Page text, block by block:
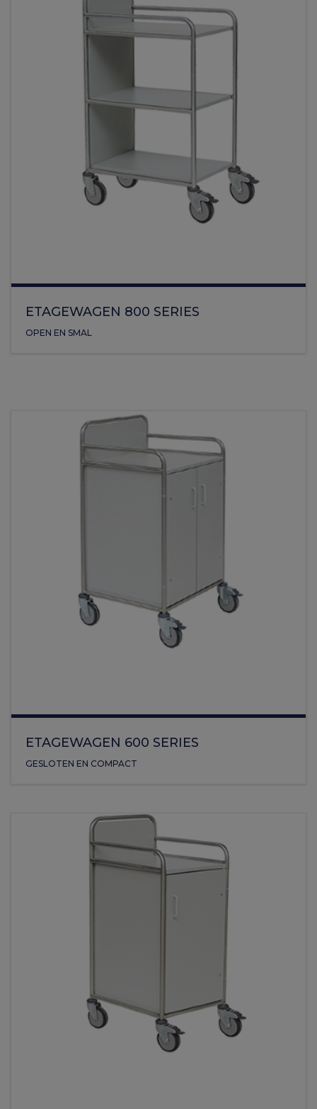
ETAGEWAGEN 800 SERIES
OPEN EN SMAL
ETAGEWAGEN 600 SERIES
GESLOTEN EN COMPACT